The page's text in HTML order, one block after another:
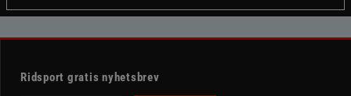
Ridsport gratis nyhetsbrev